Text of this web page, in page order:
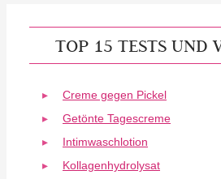
TOP 15 TESTS UND
Creme gegen Pickel
Getönte Tagescreme
Intimwaschlotion
Kollagenhydrolysat